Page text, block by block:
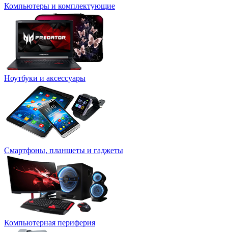
Компьютеры и комплектующие
Ноутбуки и аксессуары
Смартфоны, планшеты и гаджеты
Компьютерная периферия